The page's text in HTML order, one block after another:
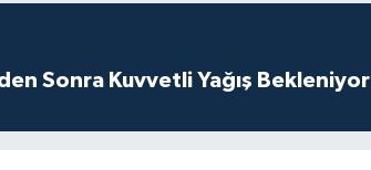
Sonra Kuvvetli Yağış Bekleniyor